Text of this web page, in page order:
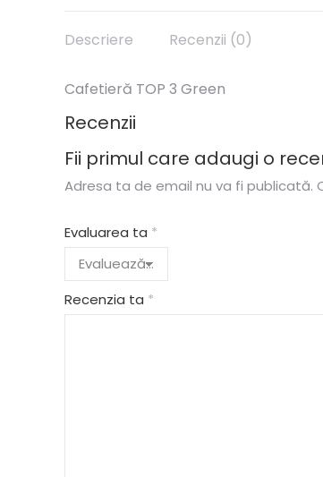
Descriere
Recenzii (0)
Cafetieră TOP 3 Green
Recenzii
Fii primul care adaugi o
Adresa ta de email nu va fi publicată.
Evaluarea ta *
Recenzia ta *